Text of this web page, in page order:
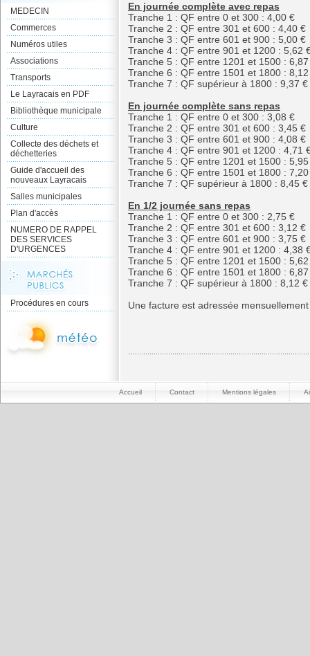
MEDECIN
Commerces
Numéros utiles
Associations
Transports
Le Layracais en PDF
Bibliothèque municipale
Culture
Collecte des déchets et
déchetteries
Guide d'accueil des
nouveaux Layracais
Salles municipales
Plan d'accès
NUMERO DE RAPPEL
DES SERVICES
D'URGENCES
Procédures en cours
En journée complète avec repas
Tranche 1 : QF entre 0 et 300 : 4,00 €
Tranche 2 : QF entre 301 et 600 : 4,40 €
Tranche 3 : QF entre 601 et 900 : 5,00 €
Tranche 4 : QF entre 901 et 1200 : 5,62
Tranche 5 : QF entre 1201 et 1500 :
Tranche 6 : QF entre 1501 et 1800 :
Tranche 7 : QF supérieur à 1800 : 9,37 €
En journée complète sans repas
Tranche 1 : QF entre 0 et 300 : 3,08 €
Tranche 2 : QF entre 301 et 600 : 3,45 €
Tranche 3 : QF entre 601 et 900 : 4,08 €
Tranche 4 : QF entre 901 et 1200 : 4,71
Tranche 5 : QF entre 1201 et 1500 :
Tranche 6 : QF entre 1501 et 1800 :
Tranche 7 : QF supérieur à 1800 : 8,45 €
En 1/2 journée sans repas
Tranche 1 : QF entre 0 et 300 : 2,75 €
Tranche 2 : QF entre 301 et 600 : 3,12 €
Tranche 3 : QF entre 601 et 900 : 3,75 €
Tranche 4 : QF entre 901 et 1200 : 4,38
Tranche 5 : QF entre 1201 et 1500 :
Tranche 6 : QF entre 1501 et 1800 :
Tranche 7 : QF supérieur à 1800 : 8,12 €
Une facture est adressée
Accueil Contact Mentions légales